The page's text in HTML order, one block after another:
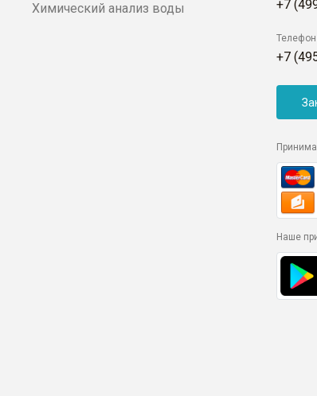
Химический анализ воды
+7
Телефон
+7
Наше